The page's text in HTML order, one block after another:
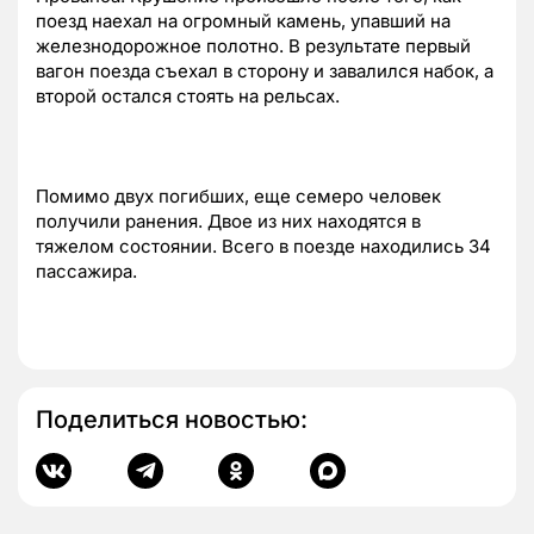
поезд наехал на огромный камень, упавший на
железнодорожное полотно. В результате первый
вагон поезда съехал в сторону и завалился набок, а
второй остался стоять на рельсах.
Помимо двух погибших, еще семеро человек
получили ранения. Двое из них находятся в
тяжелом состоянии. Всего в поезде находились 34
пассажира.
Поделиться новостью: